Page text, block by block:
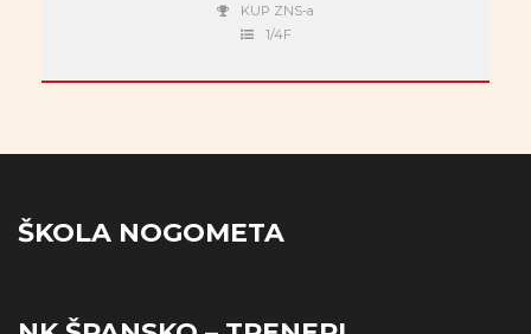
KUP ZNS-a
1/4F
ŠKOLA NOGOMETA